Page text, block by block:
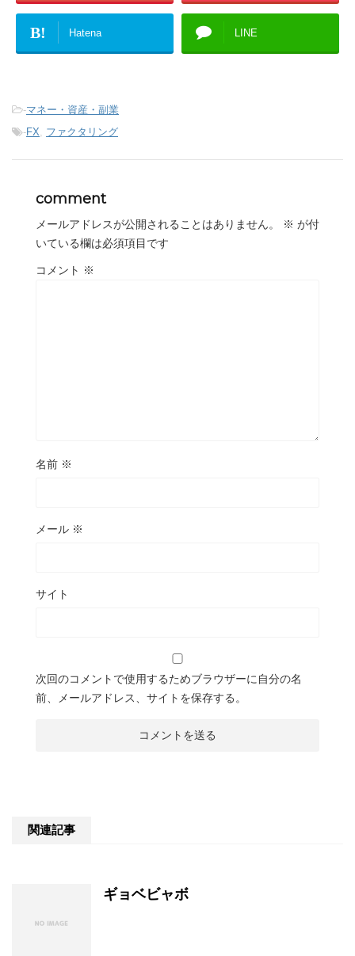
B! Hatena LINE
-マネー・資産・副業
-FX, ファクタリング
comment
メールアドレスが公開されることはありません。 ※ が付
いている欄は必須項目です
コメント ※
名前 ※
メール ※
サイト
次回のコメントで使用するためブラウザーに自分の名
前、メールアドレス、サイトを保存する。
関連記事
ギョベビャボ